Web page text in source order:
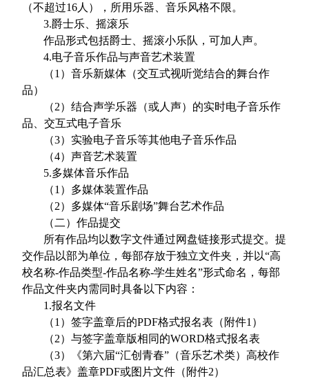
（不超过16人），所用乐器、音乐风格不限。
3.爵士乐、摇滚乐
作品形式包括爵士、摇滚小乐队，可加人声。
4.电子音乐作品与声音艺术装置
（1 ）音乐新媒体（交互式视听觉结合的舞台作
品）
（2）结合声学乐器（或人声）的实时电子音乐作
品、交互式电子音乐
（3）实验电子音乐等其他电子音乐作品
（4）声音艺术装置
5.多媒体音乐作品
（1 ）多媒体装置作品
（2）多媒体“音乐剧场”舞台艺术作品
（二）作品提交
所有作品均以数字文件通过网盘链接形式提交。提
交作品以部为单位，每部存放于独立文件夹，并以“高
校名称-作品类型-作品名称-学生姓名”形式命名，每部
作品文件夹内需同时具备以下内容：
1.报名文件
（1 ）签字盖章后的PDF格式报名表（附件1 ）
（2）与签字盖章版相同的WORD格式报名表
（3）《第六届“汇创青春”（音乐艺术类）高校作
品汇总表》盖章PDF或图片文件（附件2）